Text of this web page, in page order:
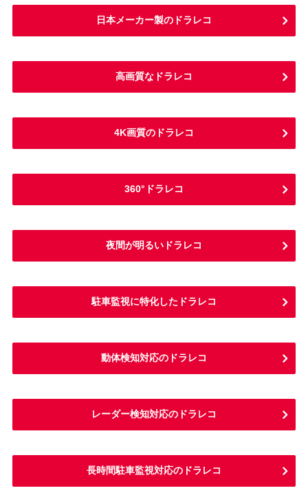
日本メーカー製のドラレコ
高画質なドラレコ
4K画質のドラレコ
360°ドラレコ
夜間が明るいドラレコ
駐車監視に特化したドラレコ
動体検知対応のドラレコ
レーダー検知対応のドラレコ
長時間駐車監視対応のドラレコ